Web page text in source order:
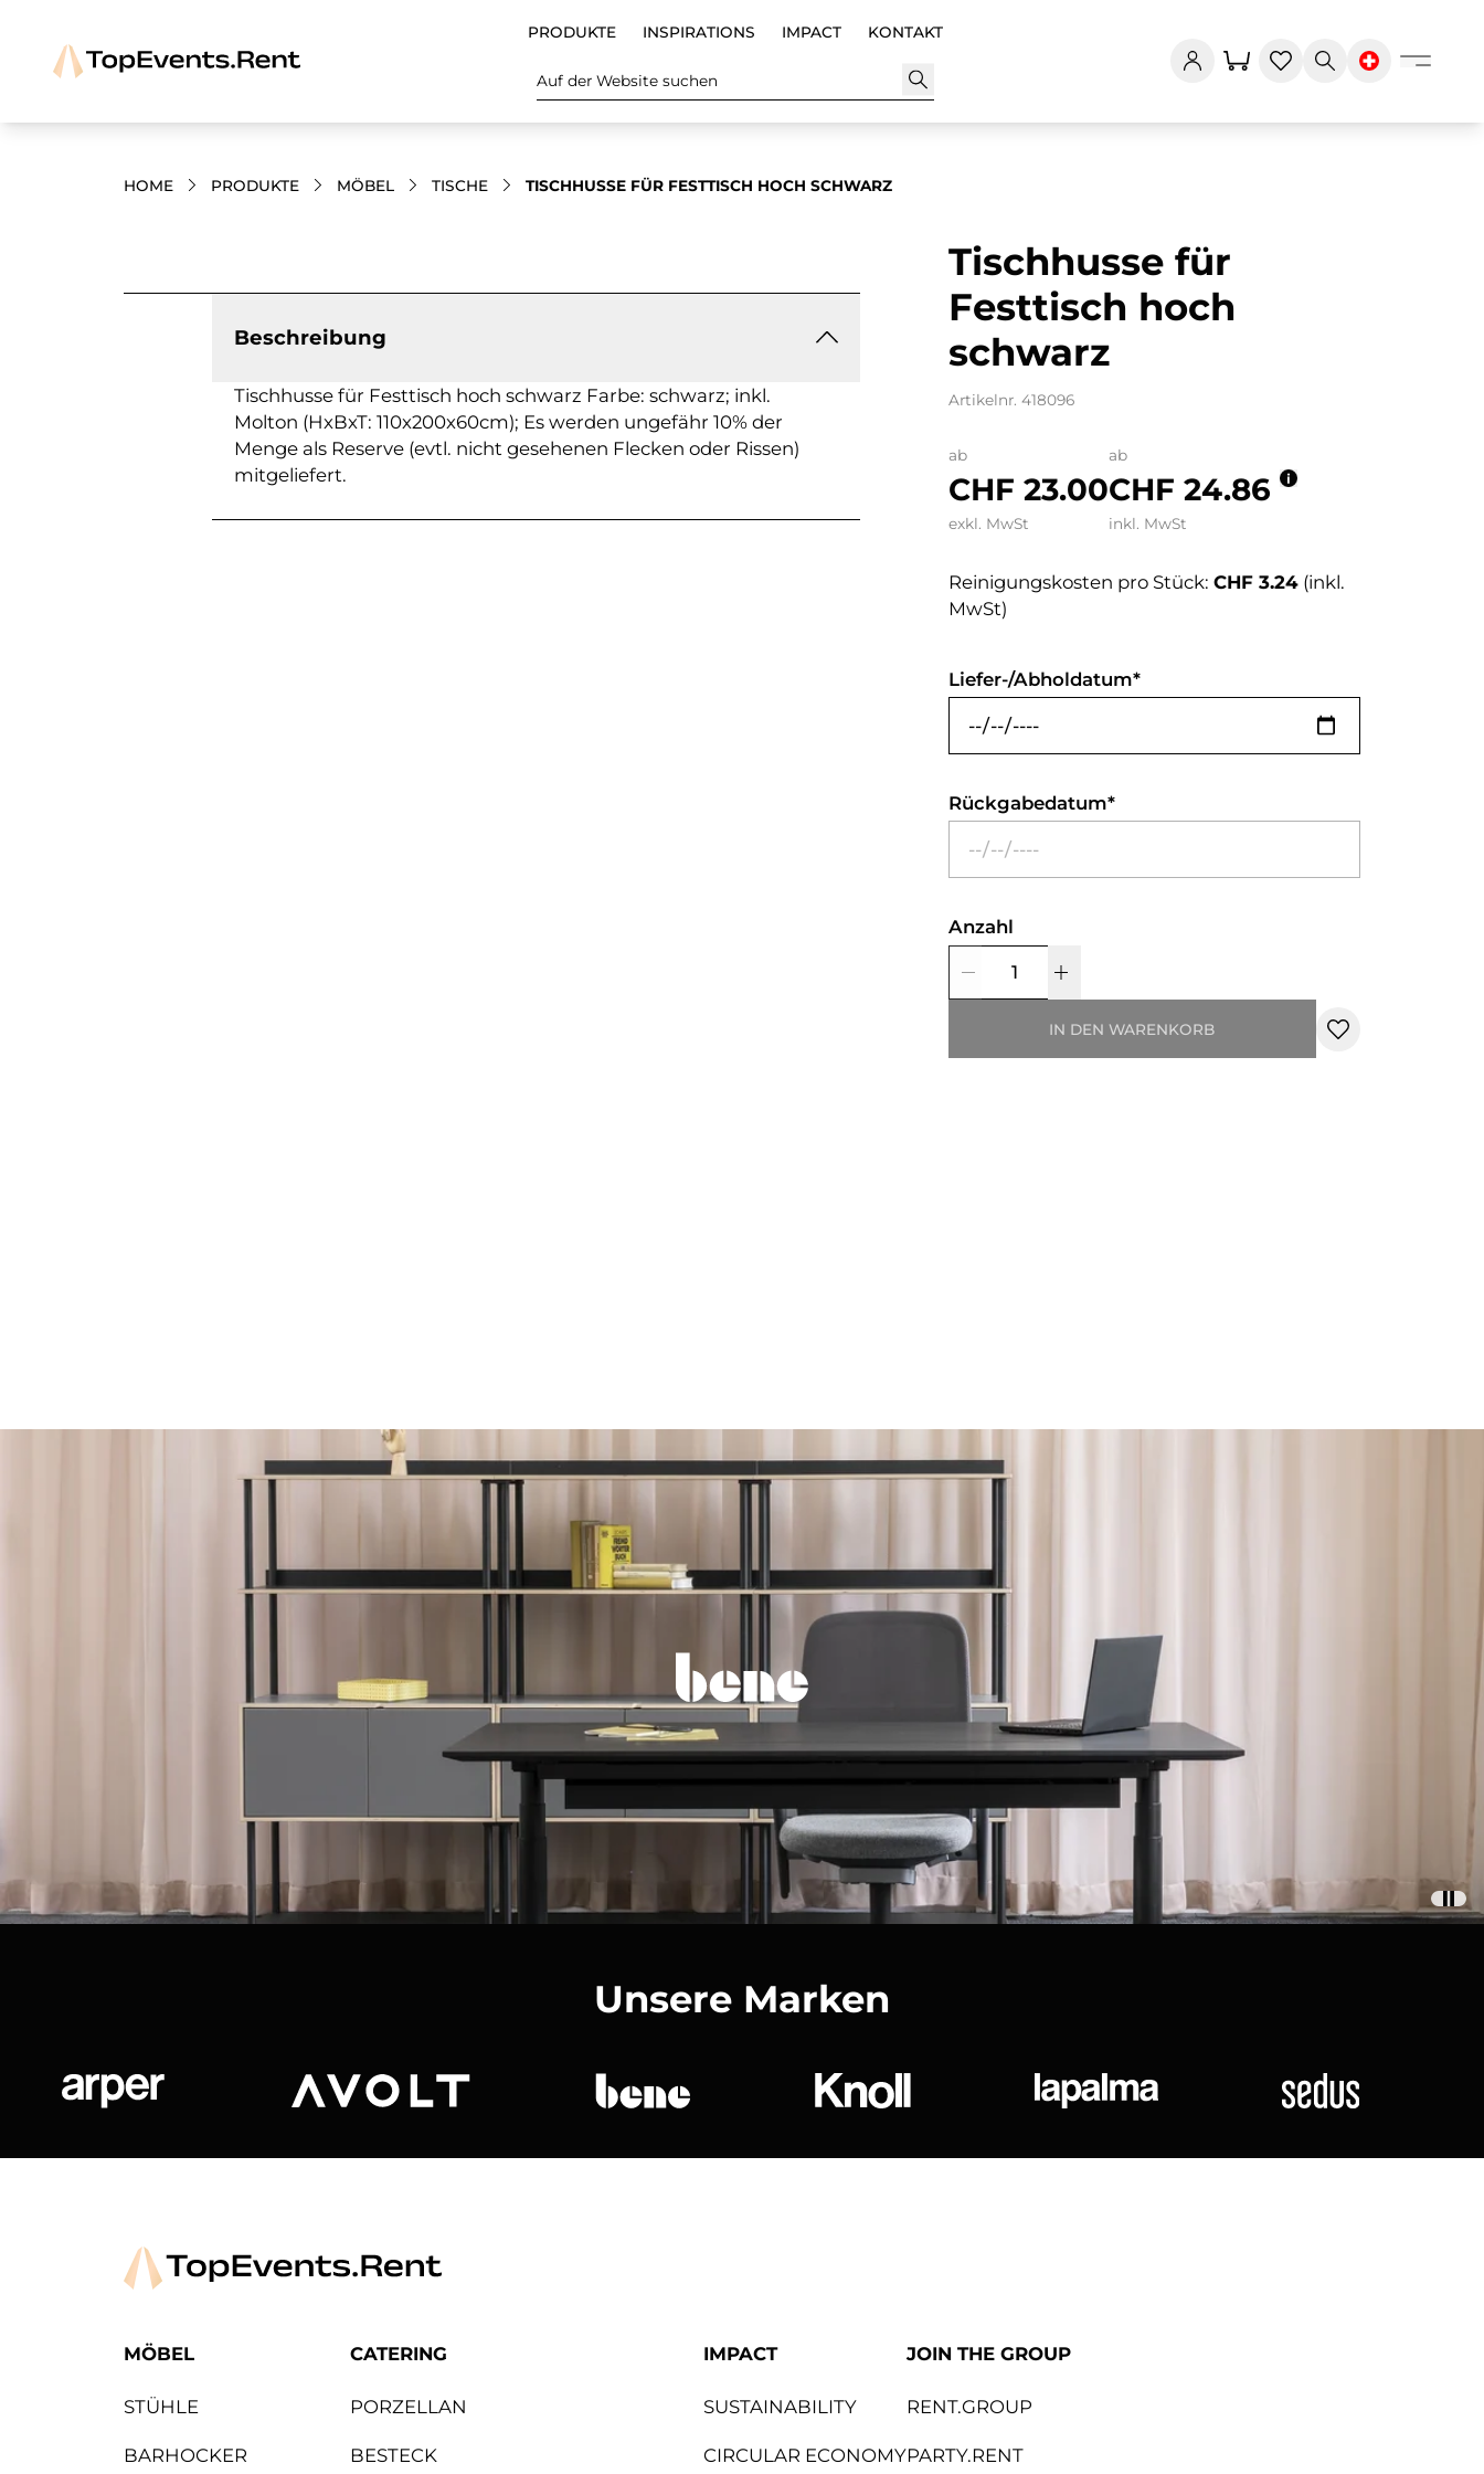
PRODUKTE INSPIRATIONS IMPACT KONTAKT
Auf der Website suchen
HOME PRODUKTE MÖBEL TISCHE TISCHHUSSE FÜR FESTTISCH HOCH SCHWARZ
Tischhusse für
Festtisch hoch
schwarz
Artikelnr. 418096
ab
CHF 23.00
exkl. MwSt
ab
CHF 24.86
inkl. MwSt
Reinigungskosten pro Stück: CHF 3.24(inkl.
MwSt)
Liefer-/Abholdatum
Rückgabedatum
Anzahl
IN DEN WARENKORB
Beschreibung
Tischhusse für Festtisch hoch schwarz Farbe: schwarz; inkl.
Molton (HxBxT: 110x200x60cm); Es werden ungefähr 10% der
Menge als Reserve (evtl. nicht gesehenen Flecken oder Rissen)
mitgeliefert.
Unsere Marken
MÖBEL
STÜHLE
BARHOCKER
CATERING
PORZELLAN
BESTECK
IMPACT
SUSTAINABILITY
CIRCULAR ECONOMY
JOIN THE GROUP
RENT.GROUP
PARTY.RENT